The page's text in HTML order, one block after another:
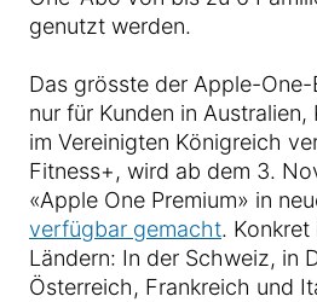
genutzt werden.
Das grösste der Apple-
nur für Kunden in Australien,
im Vereinigten Königreich
Fitness+, wird ab dem 3.
«Apple One Premium» in
verfügbar gemacht. Konkret
Ländern: In der Schweiz, in
Österreich, Frankreich und